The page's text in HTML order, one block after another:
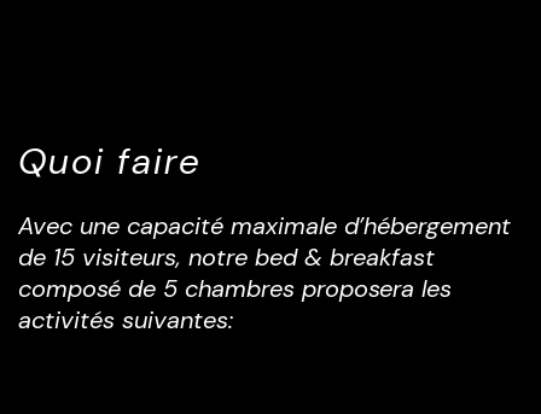
Quoi faire
Avec une capacité maximale d’hébergement
de 15 visiteurs, notre bed & breakfast
composé de 5 chambres proposera les
activités suivantes: